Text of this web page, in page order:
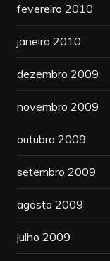
fevereiro 2010
janeiro 2010
dezembro 2009
novembro 2009
outubro 2009
setembro 2009
agosto 2009
julho 2009